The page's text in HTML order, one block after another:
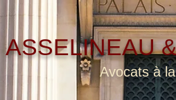
ASSELINEAU
Avocats à